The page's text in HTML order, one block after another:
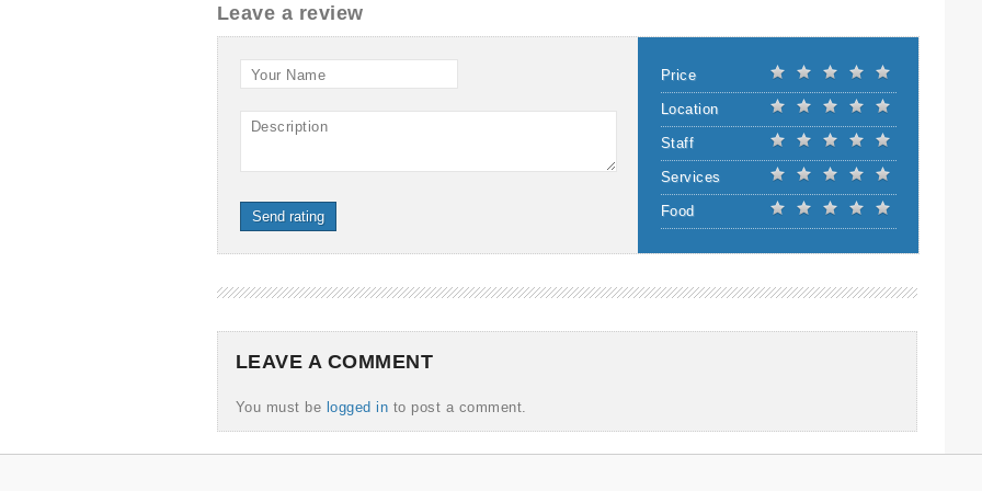
Leave a review
Your Name
Description
Send rating
Price
Location
Staff
Services
Food
Show Comments
LEAVE A COMMENT
You must be logged in to post a comment.